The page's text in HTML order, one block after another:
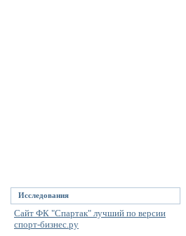
Исследования
Сайт ФК "Спартак" лучший по версии
спорт-бизнес.ру